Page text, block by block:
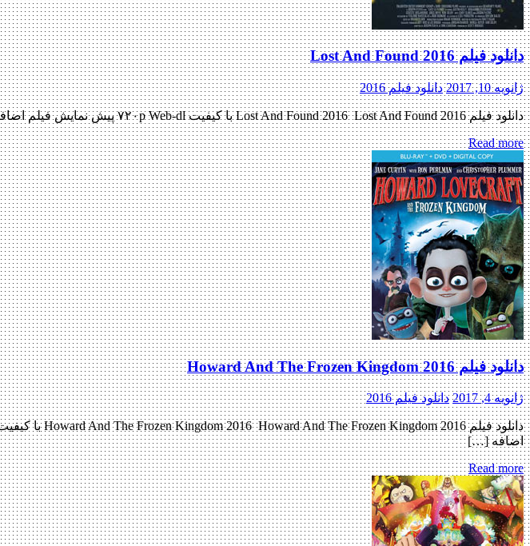
دانلود فیلم Lost And Found 2016
ژانویه 10, 2017 دانلود فیلم 2016
دانلود فیلم Lost And Found 2016 Lost And Found 2016 با کیفیت ۷۲۰p Web-dl پیش نمایش فیلم اضافه شد نسخه کم حجم و با کیفیت x265 به زودی منتشر کننده فایل: ژانر : ماجرایی , […]
Read more
دانلود فیلم Howard And The Frozen Kingdom 2016
ژانویه 4, 2017 دانلود فیلم 2016
اضافه […]
Read more